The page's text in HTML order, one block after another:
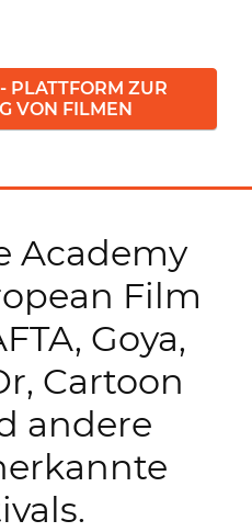
PLATTFORM ZUR
VON FILMEN
Academy
Film
Goya,
Cartoon
andere